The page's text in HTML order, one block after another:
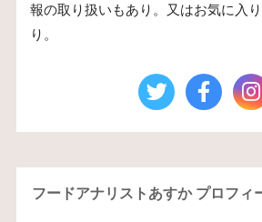
報の取り扱いもあり。又はお気に入
り。
フードアナリストあすか プロフィ